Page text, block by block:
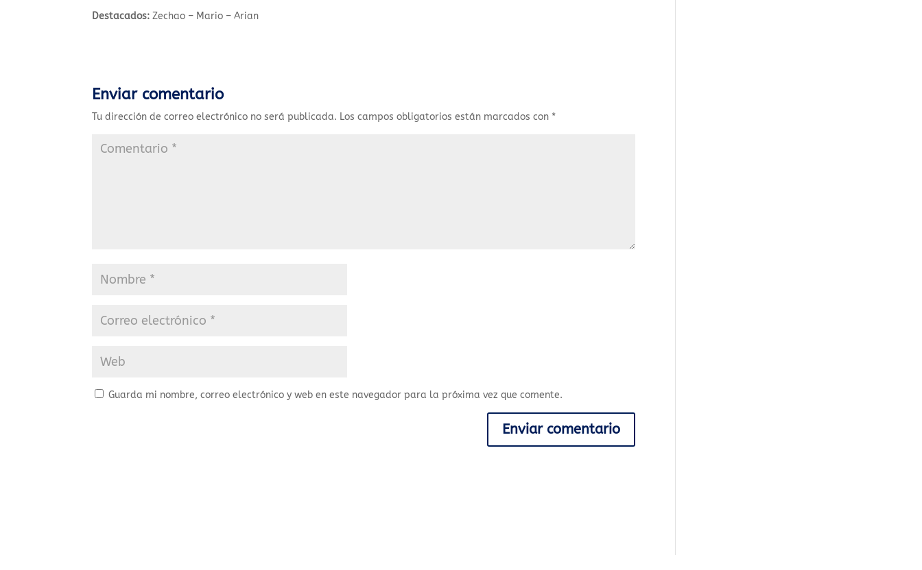
Destacados: Zechao – Mario – Arian
Enviar comentario
Tu dirección de correo electrónico no será publicada. Los campos obligatorios están marcados con *
Guarda mi nombre, correo electrónico y web en este navegador para la próxima vez que comente.